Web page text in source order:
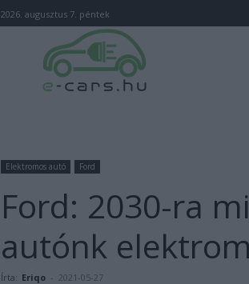
2026. augusztus 7. péntek
Elektromos autó Ford
Ford: 2030-ra
autónk
Írta: Eriqo - 2021-05-27